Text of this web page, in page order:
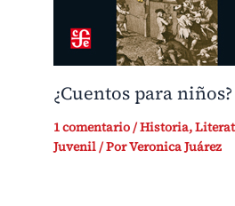
¿Cuentos para niños?
1 comentario/Historia,
Juvenil/ PorVeronica Juárez